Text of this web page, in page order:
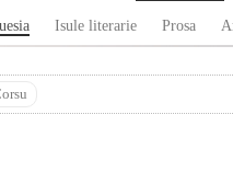
Isule literarie Prosa